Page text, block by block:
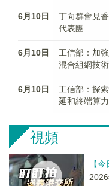
6月10日
丁向群會見
代表團
6月10日
工信部：加
混合組網技
6月10日
工信部：探
延和終端算
視頻
【